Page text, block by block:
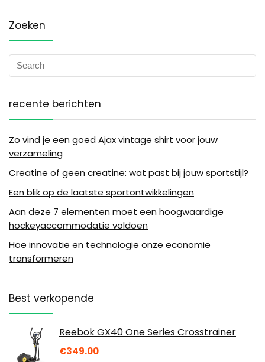
Zoeken
recente berichten
Zo vind je een goed Ajax vintage shirt voor jouw
verzameling
Creatine of geen creatine: wat past bij jouw sportstijl?
Een blik op de laatste sportontwikkelingen
Aan deze 7 elementen moet een hoogwaardige
hockeyaccommodatie voldoen
Hoe innovatie en technologie onze economie
transformeren
Best verkopende
Reebok GX40 One Series Crosstrainer
€349.00